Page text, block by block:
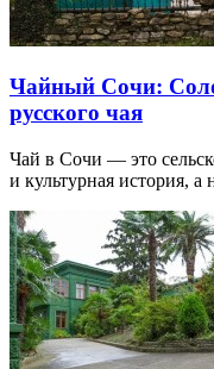
Чайный Сочи:
русского чая
Чай в Сочи — это
и культурная история, а